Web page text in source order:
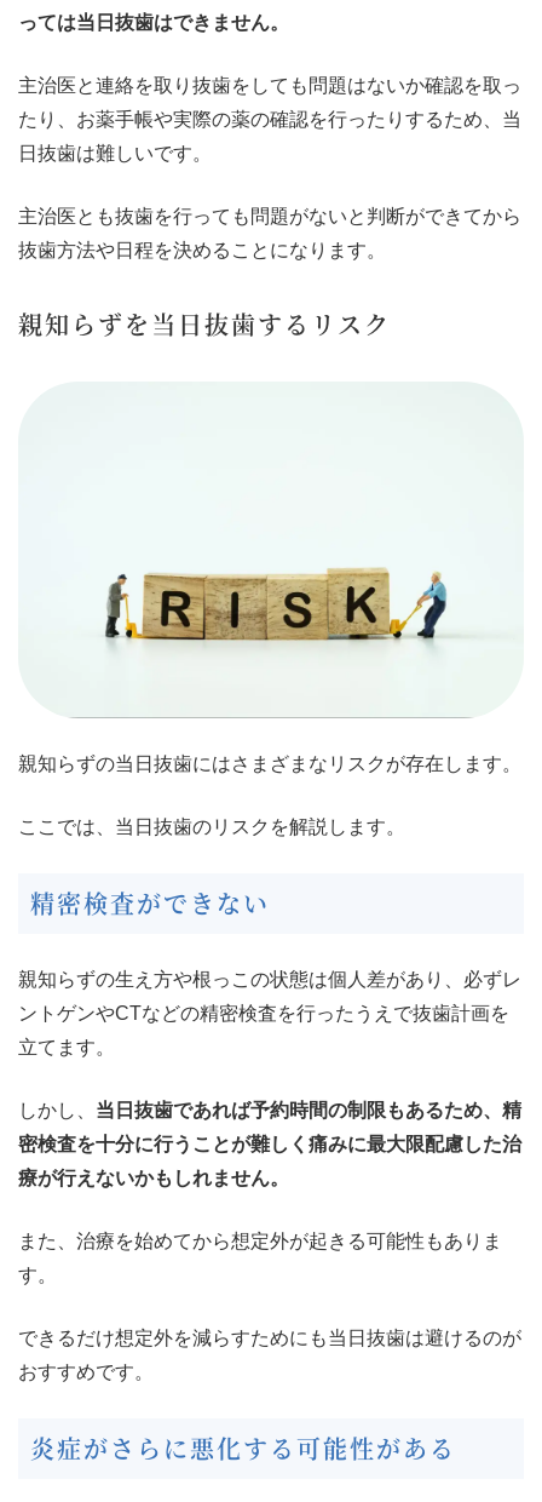
っては当日抜歯はできません。
主治医と連絡を取り抜歯をしても問題はないか確認を取っ
たり、お薬手帳や実際の薬の確認を行ったりするため、当
日抜歯は難しいです。
主治医とも抜歯を行っても問題がないと判断ができてから
抜歯方法や日程を決めることになります。
親知らずを当日抜歯するリスク
親知らずの当日抜歯にはさまざまなリスクが存在します。
ここでは、当日抜歯のリスクを解説します。
精密検査ができない
親知らずの生え方や根っこの状態は個人差があり、必ずレ
ントゲンやCTなどの精密検査を行ったうえで抜歯計画を
立てます。
しかし、 当日抜歯であれば予約時間の制限もあるため、精
密検査を十分に行うことが難しく痛みに最大限配慮した治
療が行えないかもしれません。
また、治療を始めてから想定外が起きる可能性もありま
す。
できるだけ想定外を減らすためにも当日抜歯は避けるのが
おすすめです。
炎症がさらに悪化する可能性がある